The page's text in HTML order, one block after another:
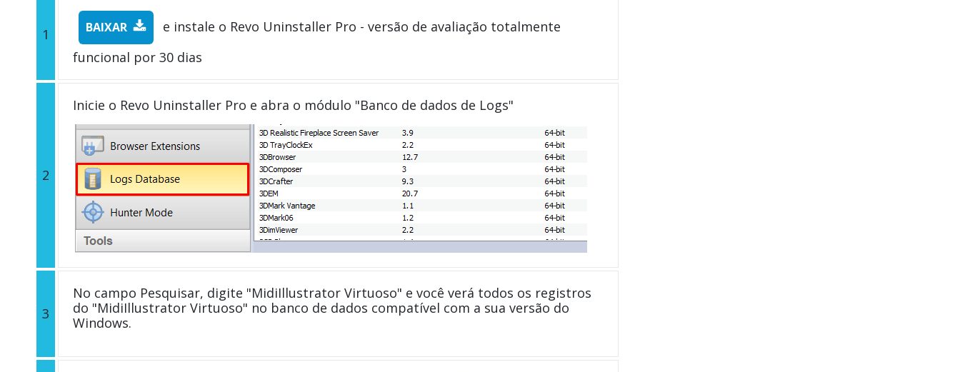
1 BAIXAR
e instale o Revo Uninstaller Pro - versão de avaliação totalmente
funcional por 30 dias
2
Inicie o Revo Uninstaller Pro e abra o módulo "Banco de dados de Logs"
3
No campo Pesquisar, digite "MidiIllustrator Virtuoso" e você verá todos os registros
do "MidiIllustrator Virtuoso" no banco de dados compatível com a sua versão do
Windows.